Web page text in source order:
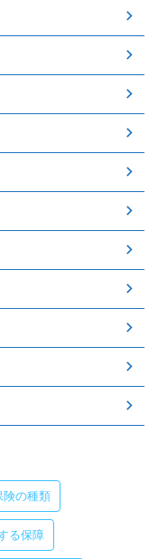
険の種類
る保障